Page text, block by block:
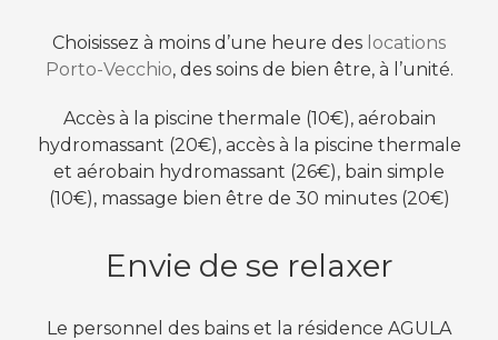
Choisissez à moins d’une heure des locations
Porto-Vecchio, des soins de bien être, à l’unité.
Accès à la piscine thermale (10€), aérobain
hydromassant (20€), accès à la piscine thermale
et aérobain hydromassant (26€), bain simple
(10€), massage bien être de 30 minutes (20€)
Envie de se relaxer
Le personnel des bains et la résidence AGULA